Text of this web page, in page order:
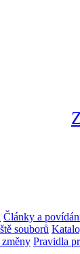
Články a
souborů
Pravidla